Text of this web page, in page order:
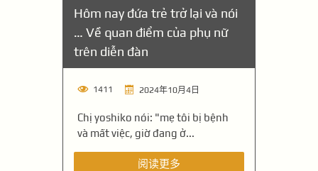
Hôm nay đứa trẻ trở lại và nói
… Về quan điểm của phụ nữ
trên diễn đàn
1411 2024年10月4日
Chị yoshiko nói: "mẹ tôi bị bệnh
và mất việc, giờ đang ở...
阅读更多